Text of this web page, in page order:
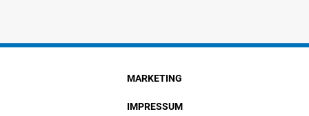
MARKETING
IMPRESSUM